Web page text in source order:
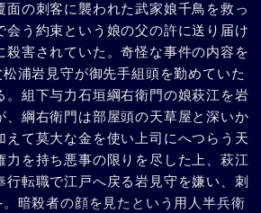
面の刺客に襲われた武家娘千鳥を救っ
会う約束という娘の父の許に送り届け
殺害されていた。奇怪な事件の内容を
浦岩見守が御先手組頭を勤めていた
。組下与力石垣綱右衛門の娘萩江を岩
、綱右衛門は部屋頭の天草屋と深いか
えて莫大な金を使い上司にへつらう天
力を持ち悪事の限りを尽した上、萩江
行転職で江戸へ戻る岩見守を嫌い、刺
暗殺者の顔を見たという用人半兵衛